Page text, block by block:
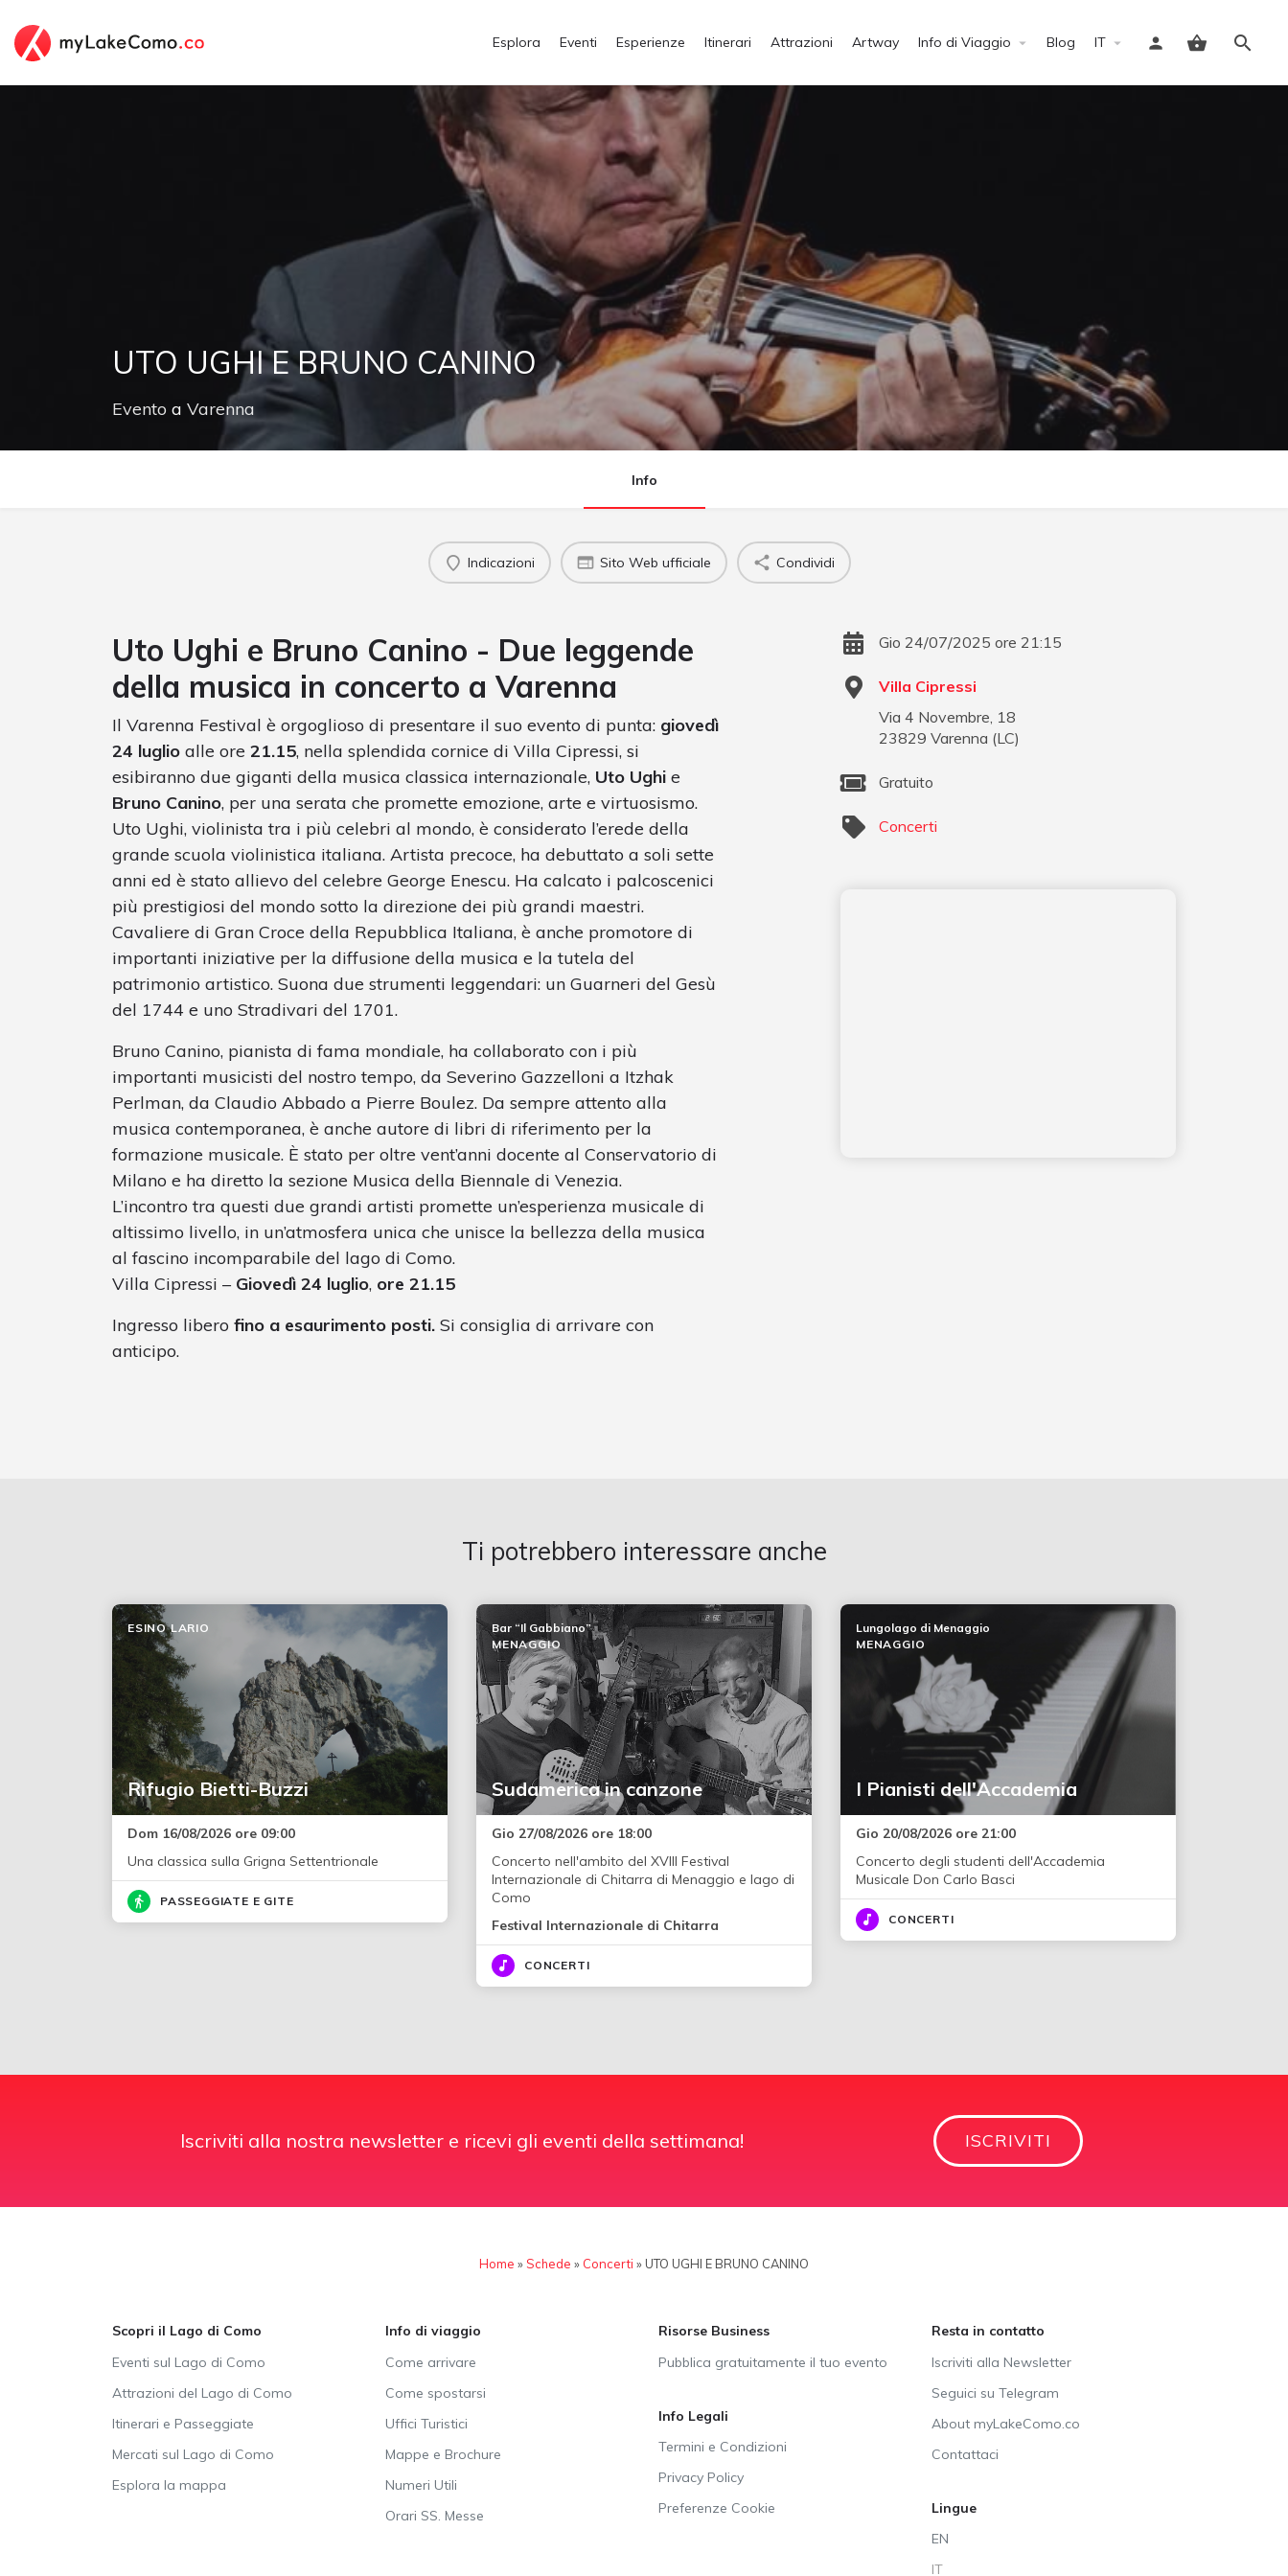
Esplora Eventi Esperienze Itinerari Attrazioni Artway Info di Viaggio Blog IT
Accedi
UTO UGHI E BRUNO CANINO
Evento a Varenna
Info
Indicazioni Sito Web ufficiale Condividi
Uto Ughi e Bruno Canino - Due leggende
della musica in concerto a Varenna
Il Varenna Festival è orgoglioso di presentare il suo evento di punta: giovedì
24 luglio alle ore 21.15, nella splendida cornice di Villa Cipressi, si
esibiranno due giganti della musica classica internazionale, Uto Ughi e
Bruno Canino, per una serata che promette emozione, arte e virtuosismo.
Uto Ughi, violinista tra i più celebri al mondo, è considerato l’erede della
grande scuola violinistica italiana. Artista precoce, ha debuttato a soli sette
anni ed è stato allievo del celebre George Enescu. Ha calcato i palcoscenici
più prestigiosi del mondo sotto la direzione dei più grandi maestri.
Cavaliere di Gran Croce della Repubblica Italiana, è anche promotore di
importanti iniziative per la diffusione della musica e la tutela del
patrimonio artistico. Suona due strumenti leggendari: un Guarneri del Gesù
del 1744 e uno Stradivari del 1701.
Bruno Canino, pianista di fama mondiale, ha collaborato con i più
importanti musicisti del nostro tempo, da Severino Gazzelloni a Itzhak
Perlman, da Claudio Abbado a Pierre Boulez. Da sempre attento alla
musica contemporanea, è anche autore di libri di riferimento per la
formazione musicale. È stato per oltre vent’anni docente al Conservatorio di
Milano e ha diretto la sezione Musica della Biennale di Venezia.
L’incontro tra questi due grandi artisti promette un’esperienza musicale di
altissimo livello, in un’atmosfera unica che unisce la bellezza della musica
al fascino incomparabile del lago di Como.
Villa Cipressi – Giovedì 24 luglio, ore 21.15
Ingresso libero fino a esaurimento posti. Si consiglia di arrivare con
anticipo.
Gio 24/07/2025 ore 21:15
Villa Cipressi
Via 4 Novembre, 18
23829 Varenna (LC)
Gratuito
Concerti
Ti potrebbero interessare anche
Rifugio Bietti-Buzzi
ESINO LARIO
Dom 16/08/2026 ore 09:00
Una classica sulla Grigna Settentrionale
PASSEGGIATE E GITE
Sudamerica in canzone
Bar “Il Gabbiano”
MENAGGIO
Gio 27/08/2026 ore 18:00
Concerto nell'ambito del XVIII Festival
Internazionale di Chitarra di Menaggio e lago di
Como
Festival Internazionale di Chitarra
CONCERTI
I Pianisti dell'Accademia
Lungolago di Menaggio
MENAGGIO
Gio 20/08/2026 ore 21:00
Concerto degli studenti dell'Accademia
Musicale Don Carlo Basci
CONCERTI
Iscriviti alla nostra newsletter e ricevi gli eventi della settimana! ISCRIVITI
Home »Schede » Concerti » UTO UGHI E BRUNO CANINO
Scopri il Lago di Como
Eventi sul Lago di Como
Attrazioni del Lago di Como
Itinerari e Passeggiate
Mercati sul Lago di Como
Esplora la mappa
Info di viaggio
Come arrivare
Come spostarsi
Uffici Turistici
Mappe e Brochure
Numeri Utili
Orari SS. Messe
Risorse Business
Pubblica gratuitamente il tuo evento
Info Legali
Termini e Condizioni
Privacy Policy
Preferenze Cookie
Resta in contatto
Iscriviti alla Newsletter
Seguici su Telegram
About myLakeComo.co
Contattaci
Lingue
EN
IT